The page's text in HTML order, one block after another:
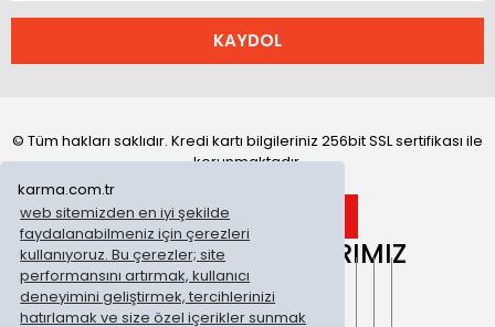
karma.com.tr
web sitemizden en iyi şekilde
faydalanabilmeniz için çerezleri
kullanıyoruz. Bu çerezler; site
performansını artırmak, kullanıcı
deneyimini geliştirmek, tercihlerinizi
hatırlamak ve size özel içerikler sunmak
KAYDOL
© Tüm hakları saklıdır. Kredi kartı bilgileriniz 256bit SSL sertifikası ile
korunmaktadır.
ONLİNE MAĞAZALARIMIZ